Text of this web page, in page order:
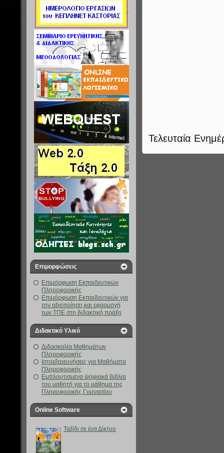
Επιμορφώσεις
Επιμόρφωση Εκπαιδευτικών
Πληροφορικής
Επιμόρφωση Εκπαιδευτικών για
την αξιοποίηση και εφαρμογή
των ΤΠΕ στη διδακτική πράξη
Διδακτικό Υλικό
Διδασκαλία Μαθημάτων
Πληροφορικής
Ιστοεξερευνήσεις για Μαθήματα
Πληροφορικής
Eμπλουτισμένα ψηφιακά βιβλία
του μαθητή για το μάθημα της
Πληροφορικής Γυμνασίου
Online Software
Ταξίδι σε ένα Δίκτυο
Τελευταία